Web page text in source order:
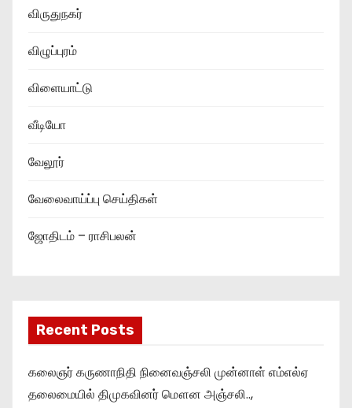
விருதுநகர்
விழுப்புரம்
விளையாட்டு
வீடியோ
வேலூர்
வேலைவாய்ப்பு செய்திகள்
ஜோதிடம் – ராசிபலன்
Recent Posts
கலைஞர் கருணாநிதி நினைவஞ்சலி முன்னாள் எம்எல்ஏ
தலைமையில் திமுகவினர் மௌன அஞ்சலி..,